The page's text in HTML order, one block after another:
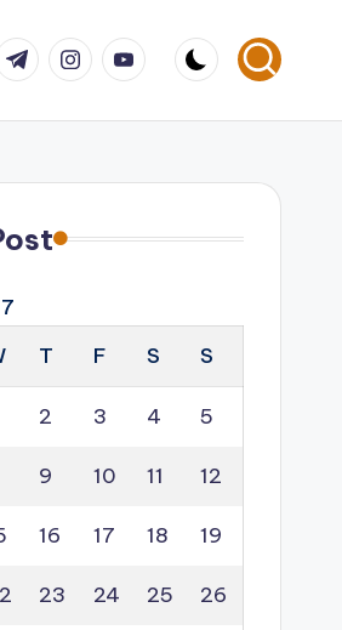
instagram.com
youtube.com
T F S S
2 3 4 5
9 10 11 12
16 17 18 19
23 24 25 26